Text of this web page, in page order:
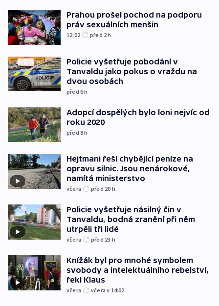
Prahou prošel pochod na podporu
práv sexuálních menšin
12:02 před 2h
Policie vyšetřuje pobodání v
Tanvaldu jako pokus o vraždu na
dvou osobách
před 6h
Adopcí dospělých bylo loni nejvíc od
roku 2020
před 8h
Hejtmani řeší chybějící peníze na
opravu silnic. Jsou nenárokové,
namítá ministerstvo
včera před 20 h
Policie vyšetřuje násilný čin v
Tanvaldu, bodná zranění při něm
utrpěli tři lidé
včera před 23 h
Knížák byl pro mnohé symbolem
svobody a intelektuálního rebelství,
řekl Klaus
včera včera v 14:02